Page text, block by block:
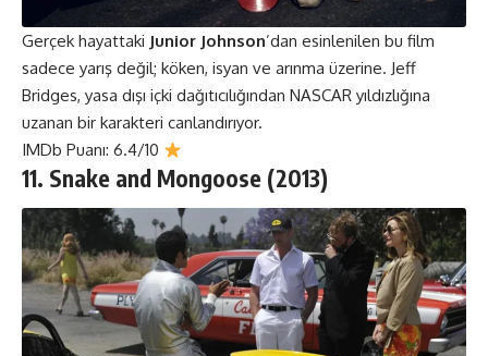
Gerçek hayattaki Junior Johnson’dan esinlenilen bu film
sadece yarış değil; köken, isyan ve arınma üzerine. Jeff
Bridges, yasa dışı içki dağıtıcılığından NASCAR yıldızlığına
uzanan bir karakteri canlandırıyor.
IMDb Puanı: 6.4/10
11. Snake and Mongoose (2013)